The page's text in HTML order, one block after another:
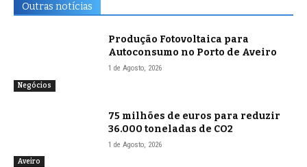
Outras notícias
Negócios
Produção Fotovoltaica para
Autoconsumo no Porto de Aveiro
1 de Agosto, 2026
Aveiro
75 milhões de euros para reduzir
36.000 toneladas de CO2
1 de Agosto, 2026